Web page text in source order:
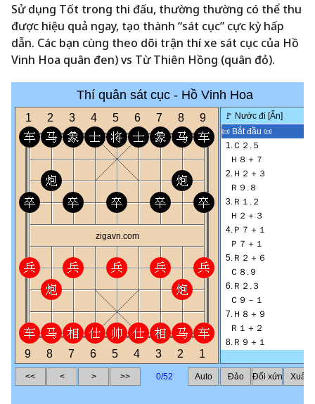
Sử dụng Tốt trong thi đấu, thường thường có thể thu
được hiệu quả ngay, tạo thành “sát cục” cực kỳ hấp
dẫn. Các bạn cùng theo dõi trận thí xe sát cục của Hồ
Vinh Hoa quân đen) vs Từ Thiên Hồng (quân đỏ).